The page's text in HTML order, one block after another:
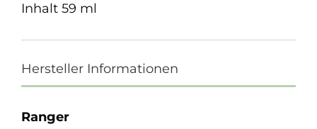
Inhalt 59 ml
Hersteller Informationen
Ranger